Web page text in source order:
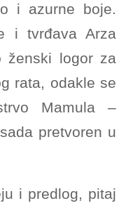
i azurne boje.
i tvrđava Arza
ženski logor za
rata, odakle se
Mamula –
pretvoren u
i predlog, pitaj